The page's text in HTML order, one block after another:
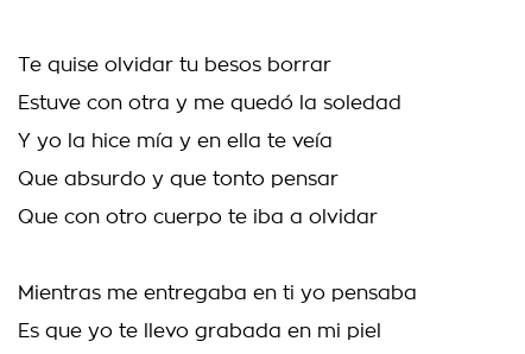
Te quise olvidar tu besos borrar
Estuve con otra y me quedó la soledad
Y yo la hice mía y en ella te veía
Que absurdo y que tonto pensar
Que con otro cuerpo te iba a olvidar
Mientras me entregaba en ti yo pensaba
Es que yo te llevo grabada en mi piel